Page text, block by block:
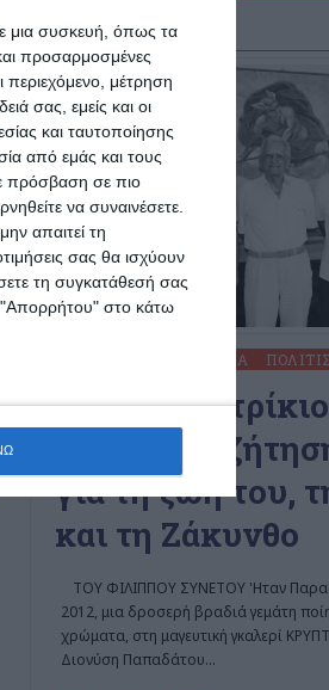
μια συσκευή, όπως τα
προσαρμοσμένες
περιεχόμενο, μέτρηση
σας, εμείς και οι
και ταυτοποίησης
από εμάς και τους
πρόσβαση σε πιο
να συναινέσετε.
απαιτεί τη
σας θα ισχύουν
τη συγκατάθεσή σας
"Απορρήτου" στο κάτω
ΚΟΙΝΩΝΊΑ
Ο Τίτος
βαθέων
για τη ζωή του,
και τη Ζάκυνθο
ΤΟΥ ΦΙΛΙΠΠΟΥ ΣΥΝΕΤΟΥ 'Ηταν
2012, μια δροσερή βραδιά γεμάτη
χρώματα, στη μαγευτική γκαλερί
Διονύση Παπαδάτου…